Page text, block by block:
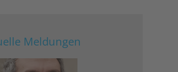
Meldungen